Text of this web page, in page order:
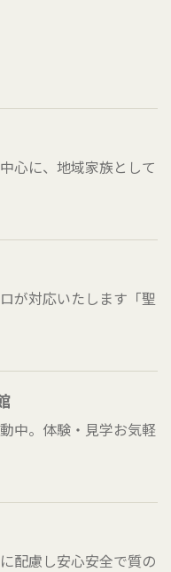
心に、地域家族として
が対応いたします「聖
中。体験・見学お気軽
配慮し安心安全で質の